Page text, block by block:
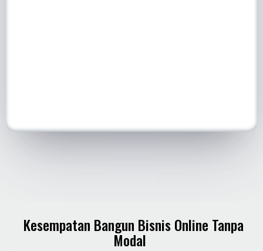
Kesempatan Bangun Bisnis Online Tanpa
Modal